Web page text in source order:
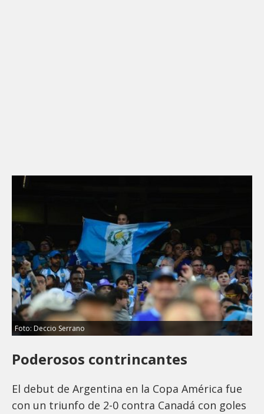
Foto: Deccio Serrano
Poderosos contrincantes
El debut de Argentina en la Copa América fue
con un triunfo de 2-0 contra Canadá con goles